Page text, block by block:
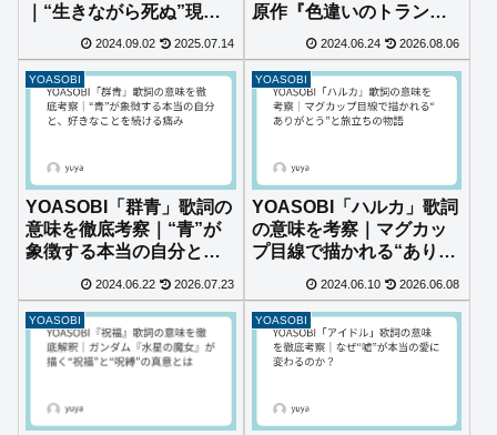
｜“生きながら死ぬ”現代
人の心を描く名曲の真意
とは？
2024.09.02 2025.07.14
原作『色違いのトラン
プ』と“17歳の別れ”を解
説
2024.06.24 2026.08.06
YOASOBI
YOASOBI「群青」歌詞の
意味を徹底考察｜“青”が
象徴する本当の自分と、
2024.06.22 2026.07.23
YOASOBI
YOASOBI「ハルカ」歌詞
の意味を考察｜マグカッ
プ目線で描かれる“ありが
2024.06.10 2026.06.08
YOASOBI YOASOBI